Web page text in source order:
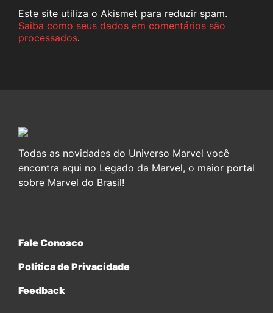
Este site utiliza o Akismet para reduzir spam.
Saiba como seus dados em comentários são
processados.
Todas as novidades do Universo Marvel você
encontra aqui no Legado da Marvel, o maior portal
sobre Marvel do Brasil!
Fale Conosco
Política de Privacidade
Feedback